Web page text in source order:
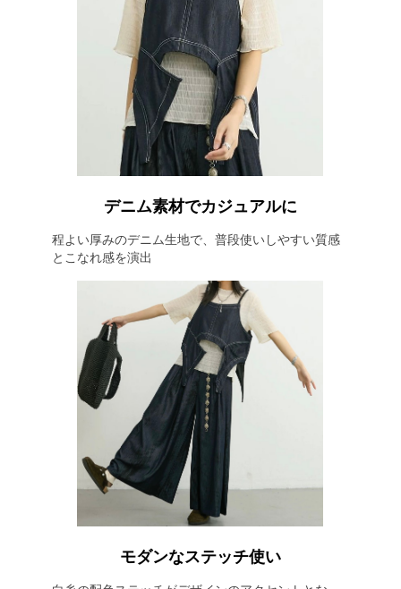
デニム素材でカジュアルに
程よい厚みのデニム生地で、普段使いしやすい質感
とこなれ感を演出
モダンなステッチ使い